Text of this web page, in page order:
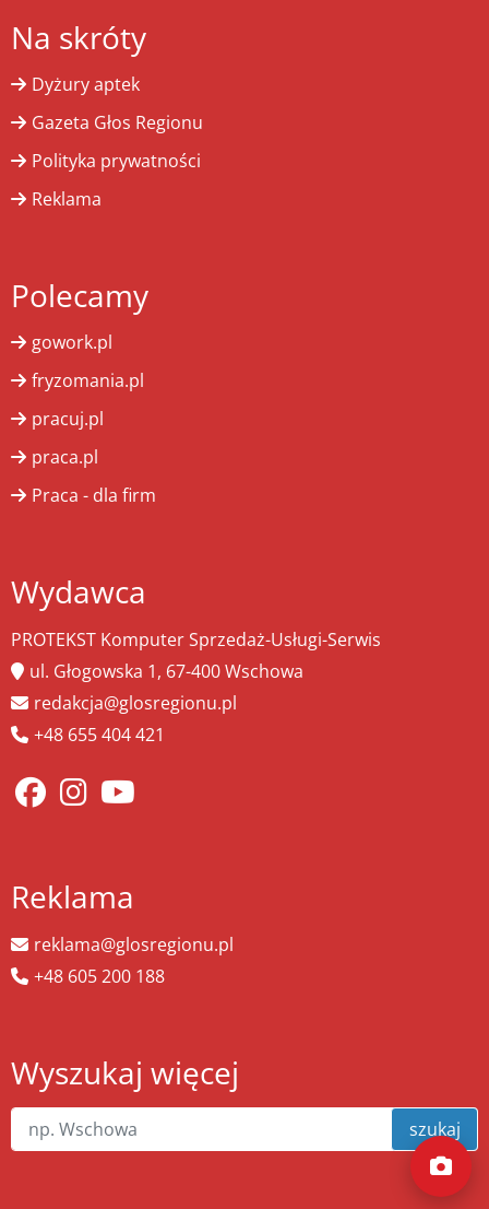
Na skróty
Dyżury aptek
Gazeta Głos Regionu
Polityka prywatności
Reklama
Polecamy
gowork.pl
fryzomania.pl
pracuj.pl
praca.pl
Praca - dla firm
Wydawca
PROTEKST Komputer Sprzedaż-Usługi-Serwis
ul. Głogowska 1, 67-400 Wschowa
redakcja@glosregionu.pl
+48 655 404 421
Reklama
reklama@glosregionu.pl
+48 605 200 188
Wyszukaj więcej
szukaj